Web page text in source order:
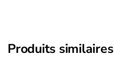
Produits similaires